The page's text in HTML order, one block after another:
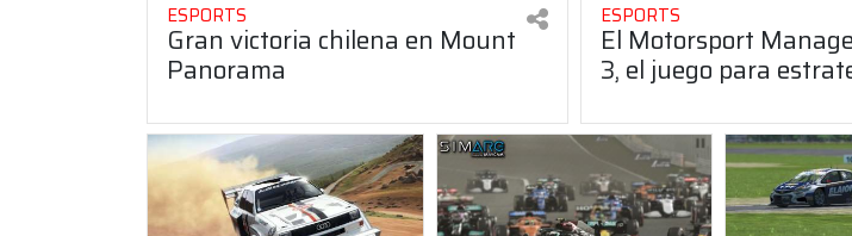
ESPORTS
Gran victoria chilena en Mount
Panorama
ESPORTS
El Motorsport
3, el juego para